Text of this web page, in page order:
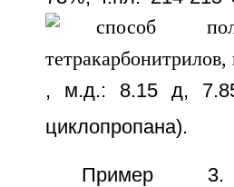
, м.д.: 8.15 д,
циклопропана).
Пример